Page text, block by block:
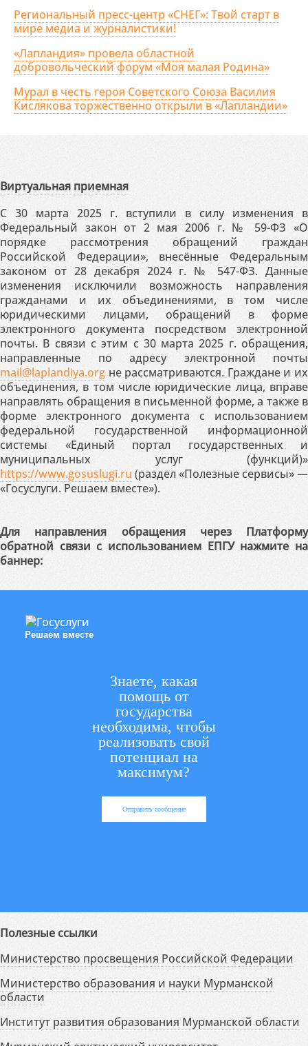
Региональный пресс-центр «СНЕГ»: Твой старт в
мире медиа и журналистики!
«Лапландия» провела областной
добровольческий форум «Моя малая Родина»
Мурал в честь героя Советского Союза Василия
Кислякова торжественно открыли в «Лапландии»
Виртуальная приемная
С 30 марта 2025 г. вступили в силу изменения в
Федеральный закон от 2 мая 2006 г. № 59-ФЗ «О
порядке рассмотрения обращений граждан
Российской Федерации», внесённые Федеральным
законом от 28 декабря 2024 г. № 547-ФЗ. Данные
изменения исключили возможность направления
гражданами и их объединениями, в том числе
юридическими лицами, обращений в форме
электронного документа посредством электронной
почты. В связи с этим с 30 марта 2025 г. обращения,
направленные по адресу электронной почты
mail@laplandiya.org не рассматриваются. Граждане и их
объединения, в том числе юридические лица, вправе
направлять обращения в письменной форме, а также в
форме электронного документа с использованием
федеральной государственной информационной
системы «Единый портал государственных и
муниципальных услуг (функций)»
https://www.gosuslugi.ru (раздел «Полезные сервисы» —
«Госуслуги. Решаем вместе»).
Для направления обращения через Платформу
обратной связи с использованием ЕПГУ нажмите на
баннер:
Решаем вместе
Знаете, какая
помощь от
государства
необходима, чтобы
реализовать свой
потенциал на
максимум?
Отправить сообщение
Полезные ссылки
Министерство просвещения Российской Федерации
Министерство образования и науки Мурманской
области
Институт развития образования Мурманской области